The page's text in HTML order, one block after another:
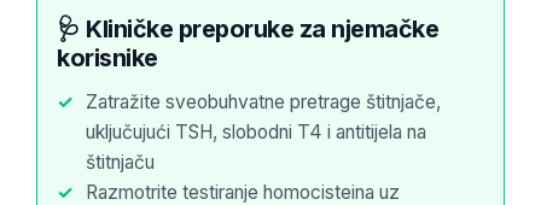
🩺 Kliničke preporuke za njemačke
korisnike
Zatražite sveobuhvatne pretrage štitnjače,
uključujući TSH, slobodni T4 i antitijela na
štitnjaču
Razmotrite testiranje homocisteina uz
Bahasa Melayu
Tiếng Việt
Tagalog
ไทย